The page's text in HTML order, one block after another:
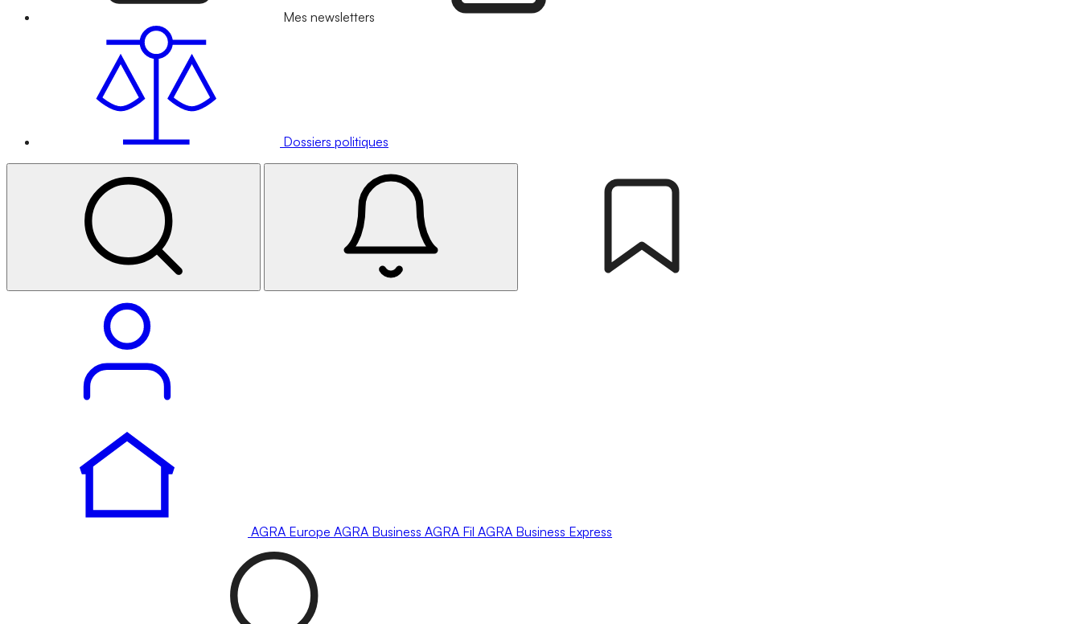
Mes newsletters
Dossiers politiques
AGRA Europe AGRA Business AGRA Fil AGRA Business Express